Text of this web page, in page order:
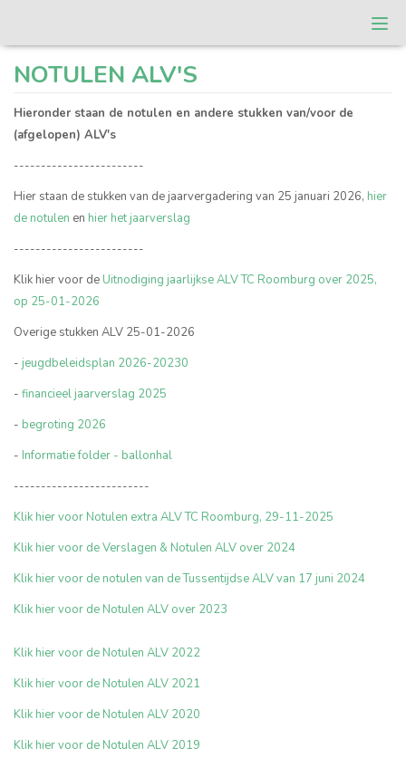
T.C. Roomburg
NOTULEN ALV'S
Hieronder staan de notulen en andere stukken van/voor de
(afgelopen) ALV's
------------------------
Hier staan de stukken van de jaarvergadering van 25 januari 2026, hier
de notulen en hier het jaarverslag
------------------------
Klik hier voor de Uitnodiging jaarlijkse ALV TC Roomburg over 2025,
op 25-01-2026
Overige stukken ALV 25-01-2026
- jeugdbeleidsplan 2026-20230
- financieel jaarverslag 2025
- begroting 2026
- Informatie folder - ballonhal
-------------------------
Klik hier voor Notulen extra ALV TC Roomburg, 29-11-2025
Klik hier voor de Verslagen & Notulen ALV over 2024
Klik hier voor de notulen van de Tussentijdse ALV van 17 juni 2024
Klik hier voor de Notulen ALV over 2023
Klik hier voor de Notulen ALV 2022
Klik hier voor de Notulen ALV 2021
Klik hier voor de Notulen ALV 2020
Klik hier voor de Notulen ALV 2019